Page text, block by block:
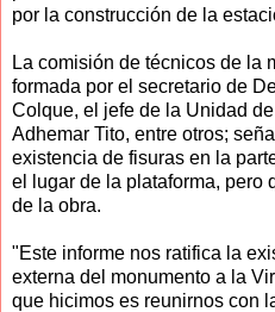
por la construcción de la
La comisión de técnicos de la
formada por el secretario de
Colque, el jefe de la Unidad
Adhemar Tito, entre otros;
existencia de fisuras en la
el lugar de la plataforma, pero
de la obra.
"Este informe nos ratifica la
externa del monumento a la
que hicimos es reunirnos con